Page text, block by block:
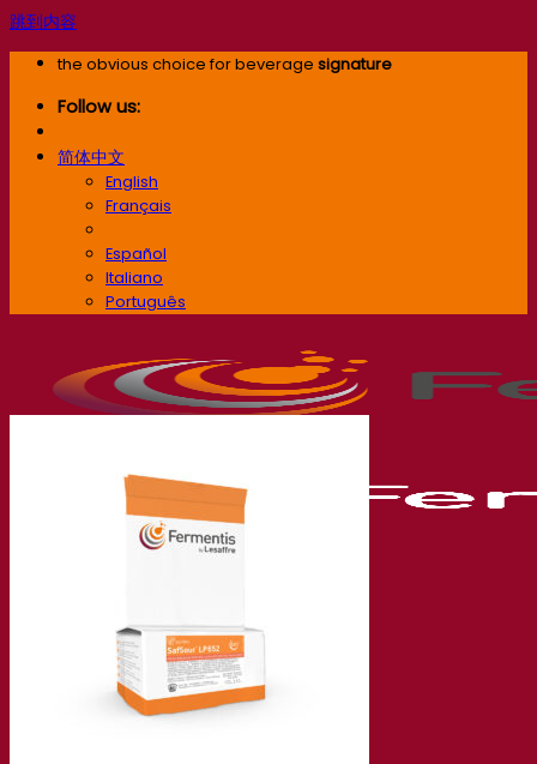
跳到内容
the obvious choice for beverage signature
Follow us:
简体中文
English
Français
Español
Italiano
Português
我们的公司
关于我们
发酵专家
Fermentis 园区